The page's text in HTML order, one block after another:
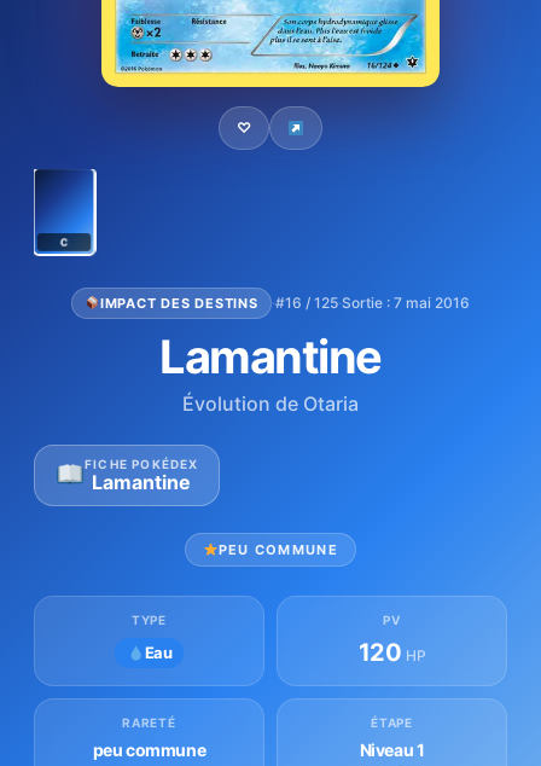
♡
C
IMPACT DES DESTINS ·#16 / 125·Sortie : 7 mai 2016
Lamantine
Évolution de Otaria
FICHE POKÉDEX
Lamantine
PEU COMMUNE
TYPE
Eau
PV
120 HP
RARETÉ
peu commune
ÉTAPE
Niveau 1